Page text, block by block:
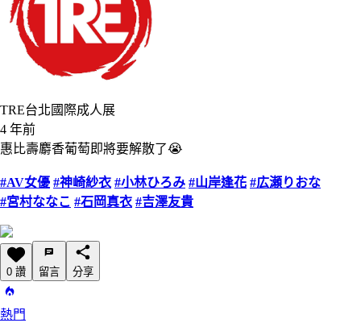
TRE台北國際成人展
4 年前
惠比壽麝香葡萄即將要解散了😭
#AV女優 #神崎紗衣 #小林ひろみ #山岸逢花 #広瀬りおな
#宮村ななこ #石岡真衣 #吉澤友貴
0 讚 留言 分享
熱門